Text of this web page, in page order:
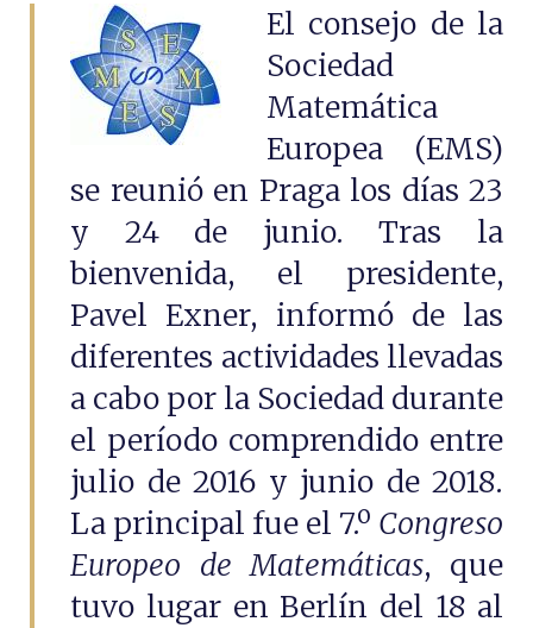
El consejo de la
Sociedad
Matemática
Europea (EMS)
se reunió en Praga los días 23
y 24 de junio. Tras la
bienvenida, el presidente,
Pavel Exner, informó de las
diferentes actividades llevadas
a cabo por la Sociedad durante
el período comprendido entre
julio de 2016 y junio de 2018.
La principal fue el 7.º Congreso
Europeo de Matemáticas, que
tuvo lugar en Berlín del 18 al